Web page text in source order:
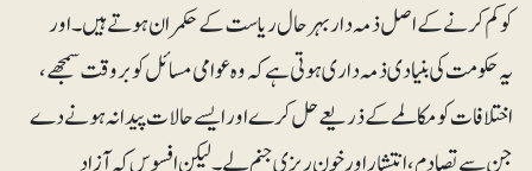
کو کم کرنے کے اصل ذمہ دار بہرحال ریاست کے حکمران ہوتے ہیں۔ اور
یہ حکومت کی بنیادی ذمہ داری ہوتی ہے کہ وہ عوامی مسائل کو بروقت سمجھے،
اختلافات کو مکالمے کے ذریعے حل کرے اور ایسے حالات پیدا نہ ہونے دے